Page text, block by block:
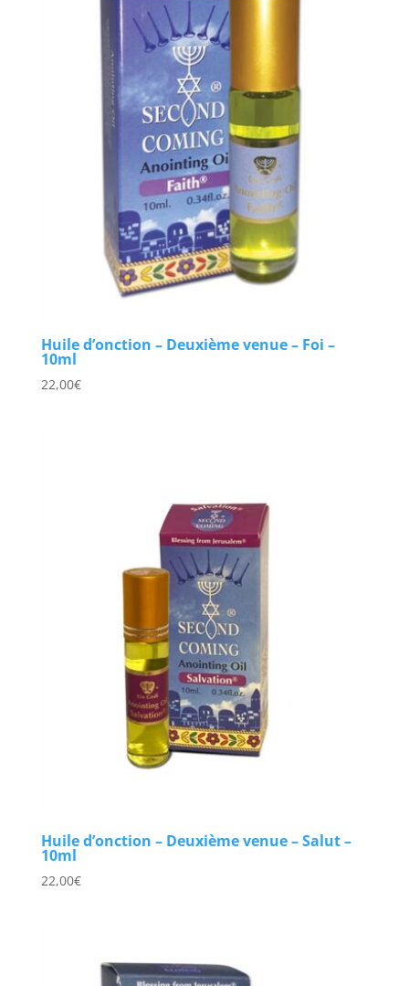
Huile d’onction – Deuxième venue – Foi –
10ml
22,00€
Huile d’onction – Deuxième venue – Salut –
10ml
22,00€